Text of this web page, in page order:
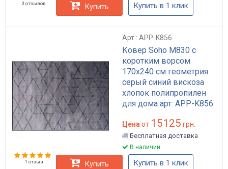
0 отзывов Купить Купить в 1 клик
Арт.: APP-K856
Ковер Soho M830 с
коротким ворсом
170x240 см геометрия
серый синий вискоза
хлопок полипропилен
для дома арт: APP-K856
Цена от 15125 грн.
Бесплатная доставка
В наличии
1 отзыв Купить Купить в 1 клик